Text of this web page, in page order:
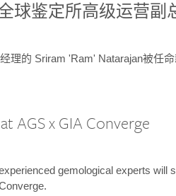
全球鉴定所高级运营副
理的 Sriram 'Ram' Natarajan被任
AGS x GIA Converge
gemological experts will